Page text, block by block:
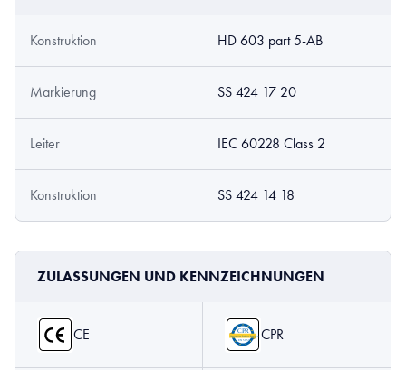
Konstruktion HD 603 part 5-AB
Markierung SS 424 17 20
Leiter IEC 60228 Class 2
Konstruktion SS 424 14 18
ZULASSUNGEN UND KENNZEICHNUNGEN
CE CPR